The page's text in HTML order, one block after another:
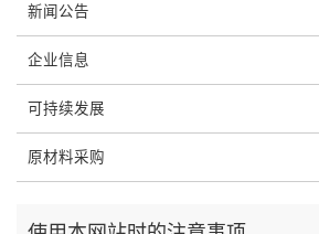
新闻公告
企业信息
可持续发展
原材料采购